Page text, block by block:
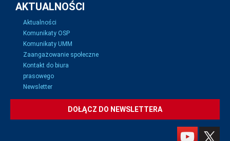
AKTUALNOŚCI
Aktualności
Komunikaty OSP
Komunikaty UMM
Zaangażowanie społeczne
Kontakt do biura
prasowego
Newsletter
DOŁĄCZ DO NEWSLETTERA